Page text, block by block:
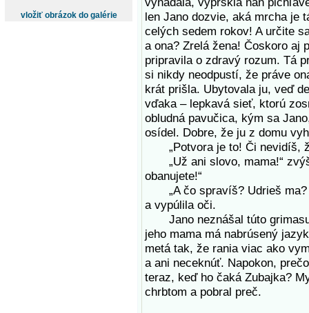
vložiť obrázok do galérie
len Jano dozvie, aká mrcha je
celých sedem rokov! A určite
a ona? Zrelá žena! Čoskoro aj
pripravila o zdravý rozum. Tá
si nikdy neodpustí, že práve
krát prišla. Ubytovala ju, veď
vďaka – lepkavá sieť, ktorú
obludná pavučica, kým sa
osídel. Dobre, že ju z domu
„Potvora je to! Či nevidíš,
„Už ani slovo, mama!“
obanujete!“
„A čo spravíš? Udrieš ma?
a vypúlila oči.
Jano neznášal túto
jeho mama má nabrúsený
metá tak, že rania viac ako
a ani neceknúť. Napokon,
teraz, keď ho čaká Zubajka?
chrbtom a pobral preč.